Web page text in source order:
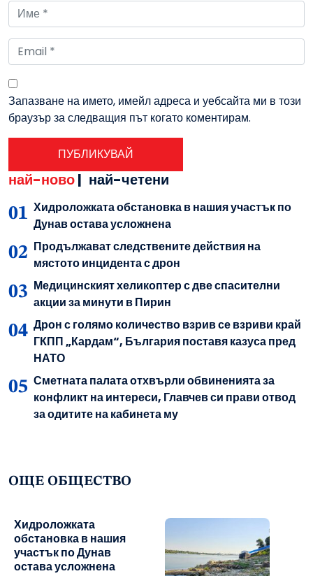
Запазване на името, имейл адреса и уебсайта ми в този
браузър за следващия път когато коментирам.
най-ново| най-четени
Хидроложката обстановка в нашия участък по
Дунав остава усложнена
Продължават следствените действия на
мястото инцидента с дрон
Медицинският хеликоптер с две спасителни
акции за минути в Пирин
Дрон с голямо количество взрив се взриви край
ГКПП „Кардам“, България поставя казуса пред
НАТО
Сметната палата отхвърли обвиненията за
конфликт на интереси, Главчев си прави отвод
за одитите на кабинета му
ОЩЕ ОБЩЕСТВО
Хидроложката
обстановка в нашия
участък по Дунав
остава усложнена